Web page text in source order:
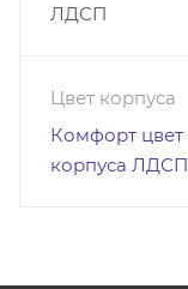
ЛДСП
Цвет корпуса
Комфорт цвет
корпуса ЛДСП